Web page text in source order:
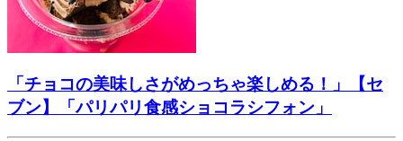
「チョコの美味しさがめっちゃ楽しめる！」【セ
ブン】「パリパリ食感ショコラシフォン」